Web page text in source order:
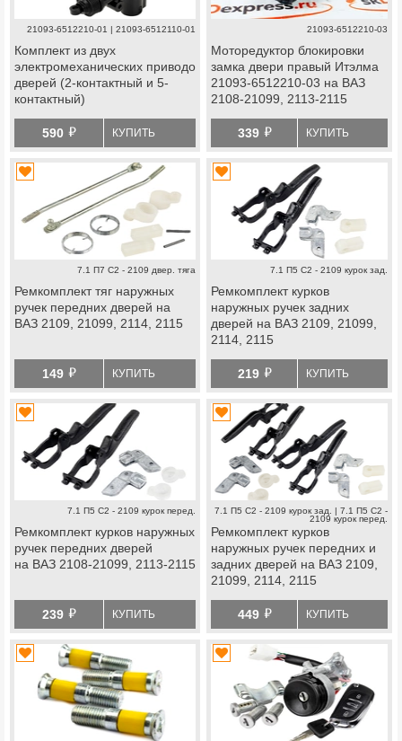
21093-6512210-01 | 21093-6512110-01
Комплект из двух
электромеханических приводов
дверей (2-контактный и 5-
контактный)
590 й КУПИТЬ
21093-6512210-03
Моторедуктор блокировки
замка двери правый Итэлма
21093-6512210-03 на ВАЗ
2108-21099, 2113-2115
339 й КУПИТЬ
7.1 П7 С2 - 2109 двер. тяга
Ремкомплект тяг наружных
ручек передних дверей на
ВАЗ 2109, 21099, 2114, 2115
149 й КУПИТЬ
7.1 П5 С2 - 2109 курок зад.
Ремкомплект курков
наружных ручек задних
дверей на ВАЗ 2109, 21099,
2114, 2115
219 й КУПИТЬ
7.1 П5 С2 - 2109 курок перед.
Ремкомплект курков наружных
ручек передних дверей
на ВАЗ 2108-21099, 2113-2115
239 й КУПИТЬ
7.1 П5 С2 - 2109 курок зад. | 7.1 П5 С2 -
2109 курок перед.
Ремкомплект курков
наружных ручек передних и
задних дверей на ВАЗ 2109,
21099, 2114, 2115
449 й КУПИТЬ